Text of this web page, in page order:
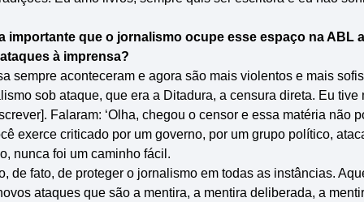
importante que o jornalismo ocupe esse espaço na ABL
à imprensa?
sempre aconteceram e agora são mais violentos e mais
sob ataque, que era a Ditadura, a censura direta. Eu tive
Falaram: ‘Olha, chegou o censor e essa matéria não
exerce criticado por um governo, por um grupo político,
nunca foi um caminho fácil.
de fato, de proteger o jornalismo em todas as instâncias.
ataques que são a mentira, a mentira deliberada, a